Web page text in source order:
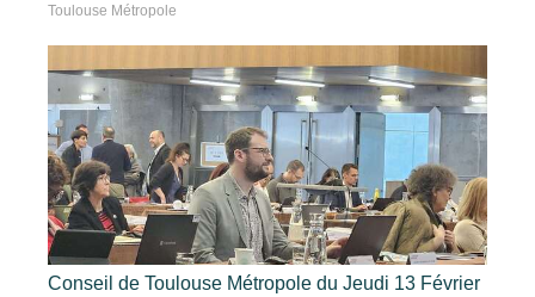
Toulouse Métropole
Conseil de Toulouse Métropole du Jeudi 13 Février